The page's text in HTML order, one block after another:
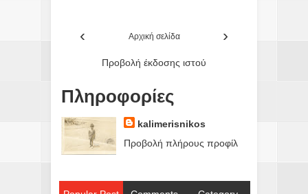
‹ ›
Αρχική σελίδα
Προβολή έκδοσης ιστού
Πληροφορίες
kalimerisnikos
Προβολή πλήρους προφίλ